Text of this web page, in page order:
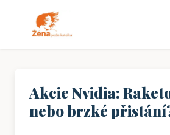
Akcie Nvidia:
nebo brzké